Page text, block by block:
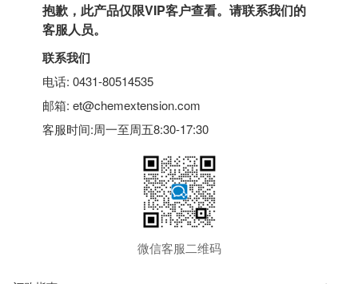
抱歉，此产品仅限VIP客户查看。请联系我们的
客服人员。
联系我们
电话: 0431-80514535
邮箱: et@chemextension.com
客服时间:周一至周五8:30-17:30
微信客服二维码